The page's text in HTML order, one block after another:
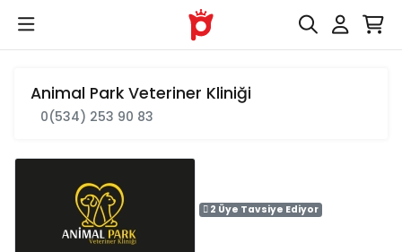
Animal Park Veteriner Kliniği
0(534) 253 90 83
2 Üye Tavsiye Ediyor